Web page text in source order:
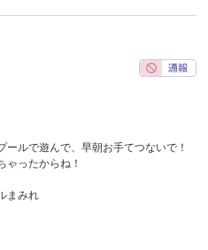
ルで遊んで、早朝お手てつないで！
ゃったからね！
まみれ